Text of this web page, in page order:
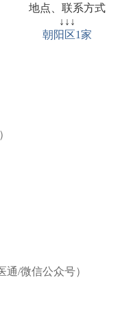
地点、联系方式
↓↓↓
朝阳区1家
/微信公众号）